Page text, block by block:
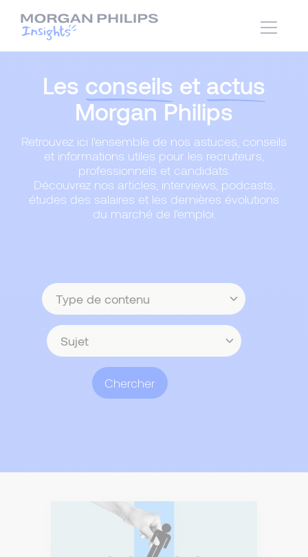
Les conseils et actus
Morgan Philips
Retrouvez ici l'ensemble de nos astuces, conseils
et informations utiles pour les recruteurs,
professionnels et candidats.
Découvrez nos articles, interviews, podcasts,
études des salaires et les dernières évolutions
du marché de l'emploi.
Type
de
contenu
Sujet
Chercher